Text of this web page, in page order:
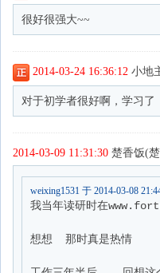
很好很强大~~
2014-03-24 16:36:12 小地
对于初学者很好啊，学习了
2014-03-09 11:31:30 楚香饭(
weixing1531 于 2014-03-08
我当年读研时在
想想  那时真是热情